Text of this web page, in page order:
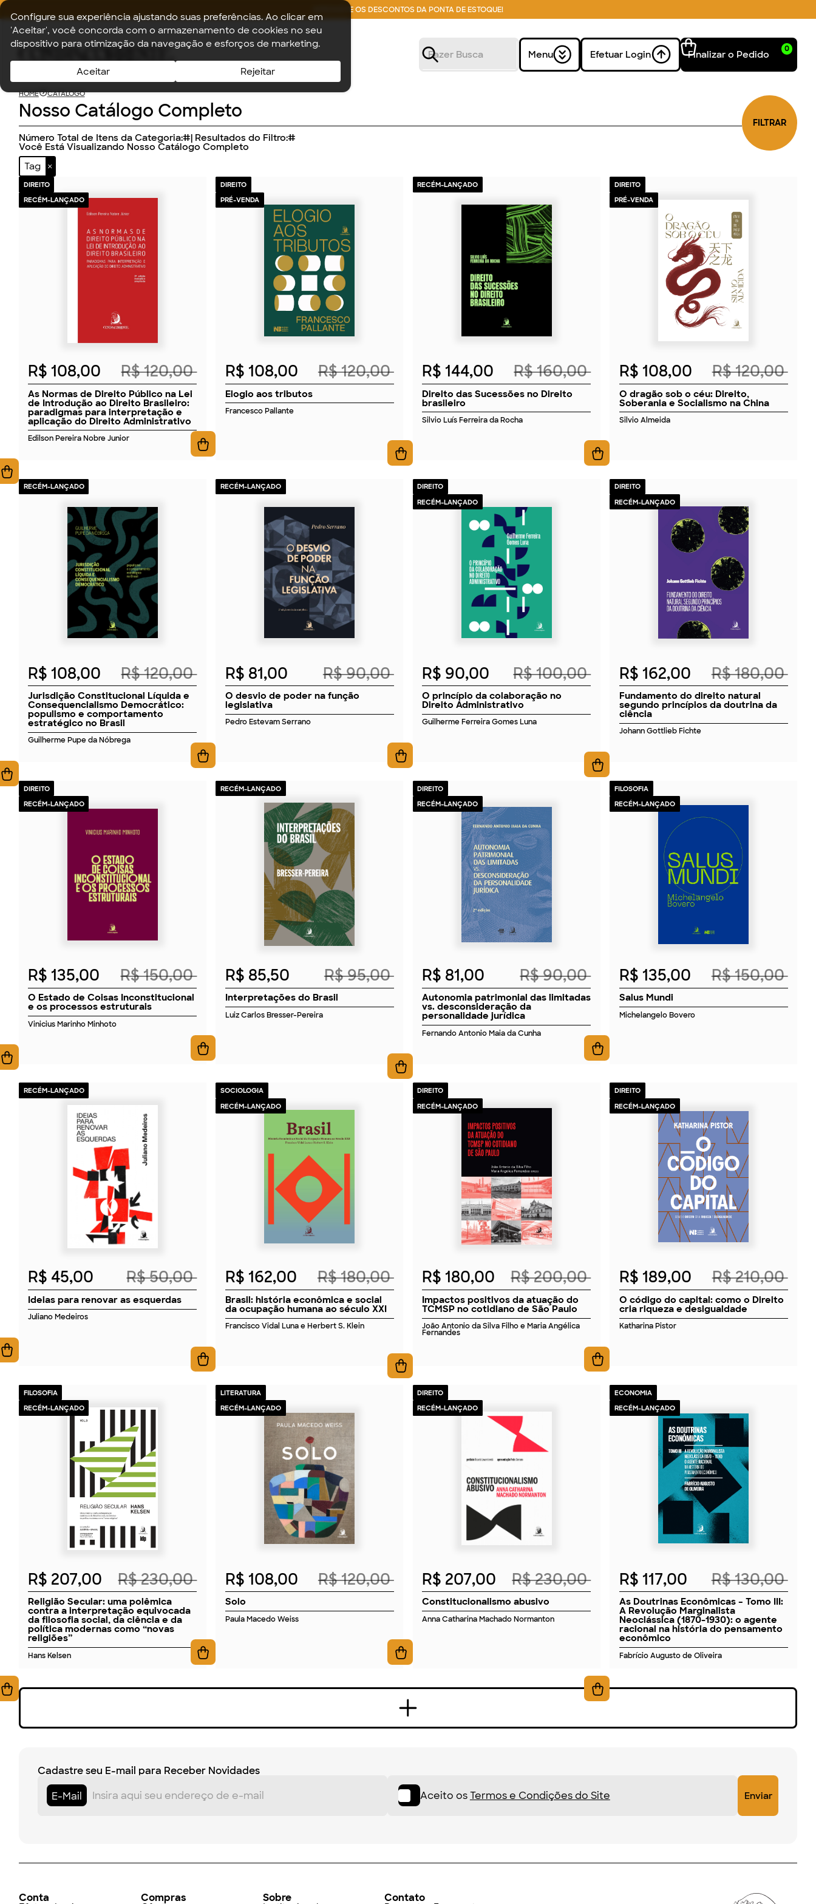
Configure sua experiência ajustando suas preferências. Ao clicar em
'Aceitar', você concorda com o armazenamento de cookies no seu
dispositivo para otimização da navegação e esforços de marketing.
Aceitar Rejeitar
APROVEITE OS DESCONTOS DA PONTA DE ESTOQUE!
Menu Efetuar Login Finalizar o Pedido 0
HOME CATÁLOGO
Nosso Catálogo Completo
Número Total de Itens da Categoria:#| Resultados do Filtro:#
Você Está Visualizando Nosso Catálogo Completo
FILTRAR
Tag
DIREITO
RECÉM-LANÇADO
2026
R$ 108,00 R$ 120,00
As Normas de Direito Público na Lei
de Introdução ao Direito Brasileiro:
paradigmas para interpretação e
aplicação do Direito Administrativo
Edilson Pereira Nobre Junior
DIREITO
PRÉ-VENDA
2026
R$ 108,00 R$ 120,00
Elogio aos tributos
Francesco Pallante
RECÉM-LANÇADO
2026
R$ 144,00 R$ 160,00
Direito das Sucessões no Direito
brasileiro
Silvio Luís Ferreira da Rocha
DIREITO
PRÉ-VENDA
2026
R$ 108,00 R$ 120,00
O dragão sob o céu: Direito,
Soberania e Socialismo na China
Silvio Almeida
RECÉM-LANÇADO
2026
R$ 108,00 R$ 120,00
Jurisdição Constitucional Líquida e
Consequencialismo Democrático:
populismo e comportamento
estratégico no Brasil
Guilherme Pupe da Nóbrega
RECÉM-LANÇADO
2026
R$ 81,00 R$ 90,00
O desvio de poder na função
legislativa
Pedro Estevam Serrano
DIREITO
RECÉM-LANÇADO
2026
R$ 90,00 R$ 100,00
O princípio da colaboração no
Direito Administrativo
Guilherme Ferreira Gomes Luna
DIREITO
RECÉM-LANÇADO
2026
R$ 162,00 R$ 180,00
Fundamento do direito natural
segundo princípios da doutrina da
ciência
Johann Gottlieb Fichte
DIREITO
RECÉM-LANÇADO
2026
R$ 135,00 R$ 150,00
O Estado de Coisas Inconstitucional
e os processos estruturais
Vinicius Marinho Minhoto
RECÉM-LANÇADO
2026
R$ 85,50 R$ 95,00
Interpretações do Brasil
Luiz Carlos Bresser-Pereira
DIREITO
RECÉM-LANÇADO
2026
R$ 81,00 R$ 90,00
Autonomia patrimonial das limitadas
vs. desconsideração da
personalidade jurídica
Fernando Antonio Maia da Cunha
FILOSOFIA
RECÉM-LANÇADO
2026
R$ 135,00 R$ 150,00
Salus Mundi
Michelangelo Bovero
RECÉM-LANÇADO
2026
R$ 45,00 R$ 50,00
Ideias para renovar as esquerdas
Juliano Medeiros
SOCIOLOGIA
RECÉM-LANÇADO
2026
R$ 162,00 R$ 180,00
Brasil: história econômica e social
da ocupação humana ao século XXI
Francisco Vidal Luna e Herbert S. Klein
DIREITO
RECÉM-LANÇADO
2026
R$ 180,00 R$ 200,00
Impactos positivos da atuação do
TCMSP no cotidiano de São Paulo
João Antonio da Silva Filho e Maria Angélica
Fernandes
DIREITO
RECÉM-LANÇADO
2026
R$ 189,00 R$ 210,00
O código do capital: como o Direito
cria riqueza e desigualdade
Katharina Pistor
FILOSOFIA
RECÉM-LANÇADO
2026
R$ 207,00 R$ 230,00
Religião Secular: uma polêmica
contra a interpretação equivocada
da filosofia social, da ciência e da
política modernas como “novas
religiões”
Hans Kelsen
LITERATURA
RECÉM-LANÇADO
2026
R$ 108,00 R$ 120,00
Solo
Paula Macedo Weiss
DIREITO
RECÉM-LANÇADO
2026
R$ 207,00 R$ 230,00
Constitucionalismo abusivo
Anna Catharina Machado Normanton
ECONOMIA
RECÉM-LANÇADO
2026
R$ 117,00 R$ 130,00
As Doutrinas Econômicas – Tomo III:
A Revolução Marginalista
Neoclássica (1870-1930): o agente
racional na história do pensamento
econômico
Fabrício Augusto de Oliveira
Cadastre seu E-mail para Receber Novidades
E-Mail
Aceito osTermos e Condições do Site
Conta Compras Sobre Contato